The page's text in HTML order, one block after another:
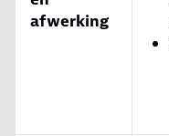
afwerking